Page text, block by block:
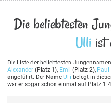
Die beliebtesten
Ulli ist
Die Liste der beliebtesten
Alexander (Platz 1), Emil (Platz 2), Paul
angeführt. Der Name Ulli belegt in
war er sogar schon einmal auf Platz